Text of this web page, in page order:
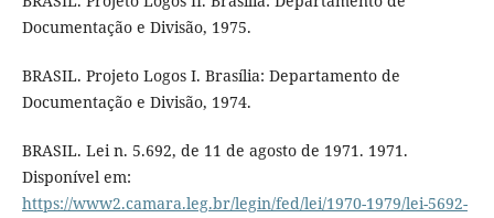
Documentação e Divisão, 1975.
BRASIL. Projeto Logos I. Brasília: Departamento de
Documentação e Divisão, 1974.
BRASIL. Lei n. 5.692, de 11 de agosto de 1971. 1971.
Disponível em:
https://www2.camara.leg.br/legin/fed/lei/1970-1979/lei-5692-